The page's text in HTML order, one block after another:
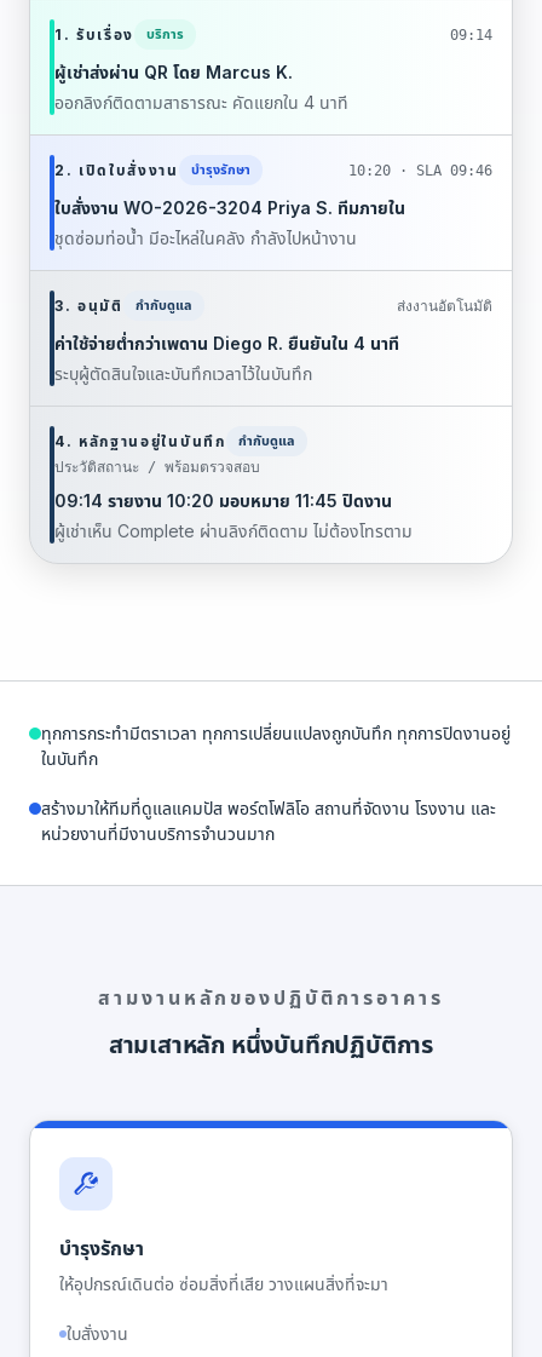
1. รับเรื่อง บริการ 09:14
ผู้เช่าส่งผ่าน QR โดย Marcus K.
ออกลิงก์ติดตามสาธารณะ คัดแยกใน 4 นาที
2. เปิดใบสั่งงาน บำรุงรักษา 10:20 · SLA 09:46
ใบสั่งงาน WO-2026-3204 Priya S. ทีมภายใน
ชุดซ่อมท่อน้ำ มีอะไหล่ในคลัง กำลังไปหน้างาน
3. อนุมัติ กำกับดูแล ส่งงานอัตโนมัติ
ค่าใช้จ่ายต่ำกว่าเพดาน Diego R. ยืนยันใน 4 นาที
ระบุผู้ตัดสินใจและบันทึกเวลาไว้ในบันทึก
4. หลักฐานอยู่ในบันทึก
กำกับดูแล
ประวัติสถานะ / พร้อมตรวจสอบ
09:14 รายงาน 10:20 มอบหมาย 11:45 ปิดงาน
ผู้เช่าเห็น Complete ผ่านลิงก์ติดตาม ไม่ต้องโทรตาม
ทุกการกระทำมีตราเวลา ทุกการเปลี่ยนแปลงถูกบันทึก ทุกการปิดงานอยู่
ในบันทึก
สร้างมาให้ทีมที่ดูแลแคมปัส พอร์ตโฟลิโอ สถานที่จัดงาน โรงงาน และ
หน่วยงานที่มีงานบริการจำนวนมาก
สามงานหลักของปฏิบัติการอาคาร
สามเสาหลัก หนึ่งบันทึกปฏิบัติการ
บำรุงรักษา
ให้อุปกรณ์เดินต่อ ซ่อมสิ่งที่เสีย วางแผนสิ่งที่จะมา
ใบสั่งงาน